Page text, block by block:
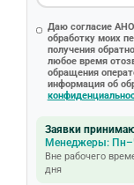
Даю согласие
обработку моих
получения
любое время
обращения
информация об
Заявки
Менеджеры:
Вне рабочего
дня